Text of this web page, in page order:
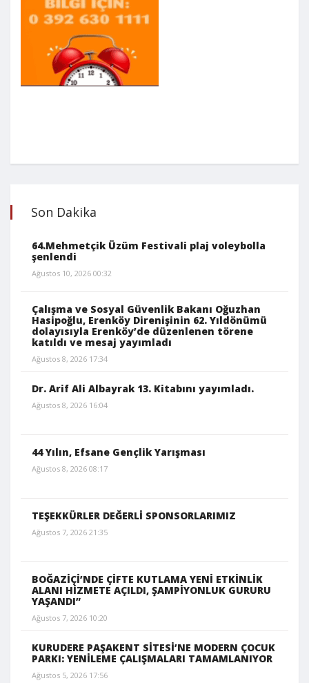
Son Dakika
64.Mehmetçik Üzüm Festivali plaj voleybolla
şenlendi
Ağustos 10, 2026 00:32
Çalışma ve Sosyal Güvenlik Bakanı Oğuzhan
Hasipoğlu, Erenköy Direnişinin 62. Yıldönümü
dolayısıyla Erenköy’de düzenlenen törene
katıldı ve mesaj yayımladı
Ağustos 8, 2026 17:34
Dr. Arif Ali Albayrak 13. Kitabını yayımladı.
Ağustos 8, 2026 16:04
44 Yılın, Efsane Gençlik Yarışması
Ağustos 8, 2026 08:17
TEŞEKKÜRLER DEĞERLİ SPONSORLARIMIZ
Ağustos 7, 2026 21:35
BOĞAZİÇİ’NDE ÇİFTE KUTLAMA YENİ ETKİNLİK
ALANI HİZMETE AÇILDI, ŞAMPİYONLUK GURURU
YAŞANDI”
Ağustos 7, 2026 10:20
KURUDERE PAŞAKENT SİTESİ’NE MODERN ÇOCUK
PARKI: YENİLEME ÇALIŞMALARI TAMAMLANIYOR
Ağustos 5, 2026 17:56